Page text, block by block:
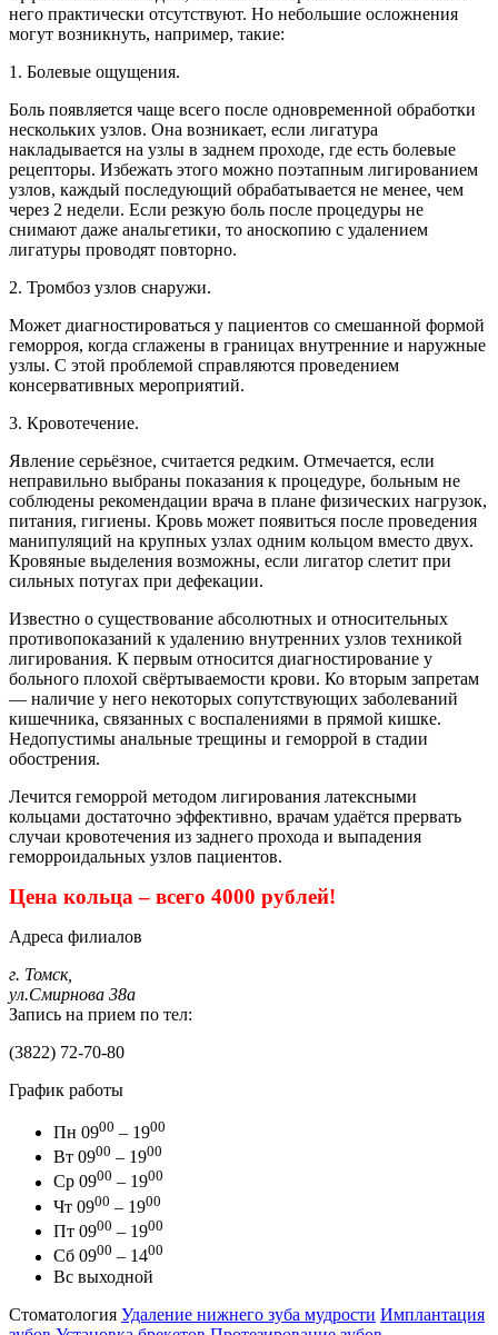
него практически отсутствуют. Но небольшие осложнения
могут возникнуть, например, такие:
1. Болевые ощущения.
Боль появляется чаще всего после одновременной обработки
нескольких узлов. Она возникает, если лигатура
накладывается на узлы в заднем проходе, где есть болевые
рецепторы. Избежать этого можно поэтапным лигированием
узлов, каждый последующий обрабатывается не менее, чем
через 2 недели. Если резкую боль после процедуры не
снимают даже анальгетики, то аноскопию с удалением
лигатуры проводят повторно.
2. Тромбоз узлов снаружи.
Может диагностироваться у пациентов со смешанной формой
геморроя, когда сглажены в границах внутренние и наружные
узлы. С этой проблемой справляются проведением
консервативных мероприятий.
3. Кровотечение.
Явление серьёзное, считается редким. Отмечается, если
неправильно выбраны показания к процедуре, больным не
соблюдены рекомендации врача в плане физических нагрузок,
питания, гигиены. Кровь может появиться после проведения
манипуляций на крупных узлах одним кольцом вместо двух.
Кровяные выделения возможны, если лигатор слетит при
сильных потугах при дефекации.
Известно о существование абсолютных и относительных
противопоказаний к удалению внутренних узлов техникой
лигирования. К первым относится диагностирование у
больного плохой свёртываемости крови. Ко вторым запретам
— наличие у него некоторых сопутствующих заболеваний
кишечника, связанных с воспалениями в прямой кишке.
Недопустимы анальные трещины и геморрой в стадии
обострения.
Лечится геморрой методом лигирования латексными
кольцами достаточно эффективно, врачам удаётся прервать
случаи кровотечения из заднего прохода и выпадения
геморроидальных узлов пациентов.
Цена кольца – всего 4000 рублей!
Адреса филиалов
г. Томск,
ул.Смирнова 38а
Запись на прием по тел:
(3822) 72-70-80
График работы
Пн 0900 – 1900
Вт 0900 – 1900
Ср 0900 – 1900
Чт 0900 – 1900
Пт 0900 – 1900
Сб 0900 – 1400
Вс выходной
Стоматология Удаление нижнего зуба мудрости Имплантация